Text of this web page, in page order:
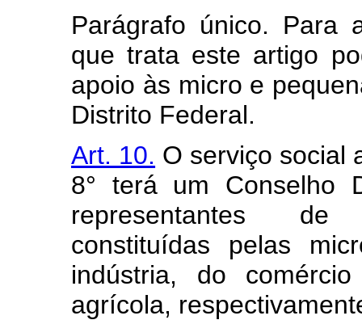
Parágrafo único. Para
que trata este artigo
apoio às micro e
Distrito Federal.
Art. 10. O serviço social
8° terá um Conselho
representantes de
constituídas pelas
indústria, do
agrícola,